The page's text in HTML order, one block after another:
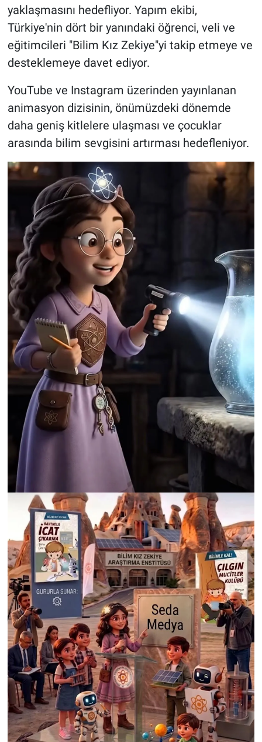
yaklaşmasını hedefliyor. Yapım ekibi,
Türkiye'nin dört bir yanındaki öğrenci, veli ve
eğitimcileri "Bilim Kız Zekiye"yi takip etmeye ve
desteklemeye davet ediyor.
YouTube ve Instagram üzerinden yayınlanan
animasyon dizisinin, önümüzdeki dönemde
daha geniş kitlelere ulaşması ve çocuklar
arasında bilim sevgisini artırması hedefleniyor.